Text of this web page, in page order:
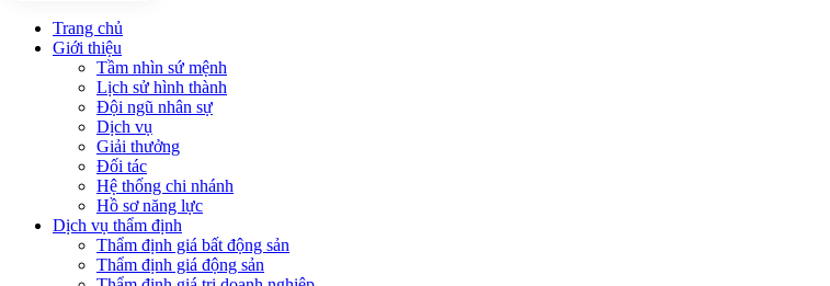
Trang chủ
Giới thiệu
Tầm nhìn sứ mệnh
Lịch sử hình thành
Đội ngũ nhân sự
Dịch vụ
Giải thưởng
Đối tác
Hệ thống chi nhánh
Hồ sơ năng lực
Dịch vụ thẩm định
Thẩm định giá bất động sản
Thẩm định giá động sản